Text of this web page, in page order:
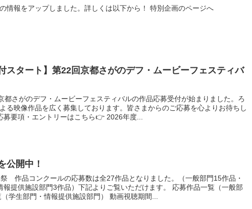
情報をアップしました。詳しくは以下から！ 特別企画のページへ
スタート】第22回京都さがのデフ・ムービーフェスティバ
都さがのデフ・ムービーフェスティバルの作品応募受付が始まりました。ろ
る映像作品を広く募集しております。皆さまからのご応募を心よりお待ちし
要項・エントリーはこちら👉 2026年度...
公開中！
作品コンクールの応募数は全27作品となりました。（一般部門15作品・
報提供施設部門3作品）下記よりご覧いただけます。 応募作品一覧（一般部
学生部門・情報提供施設部門） 動画視聴期間...